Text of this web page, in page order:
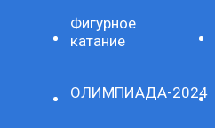
Фигурное
катание
ОЛИМПИАДА-2024